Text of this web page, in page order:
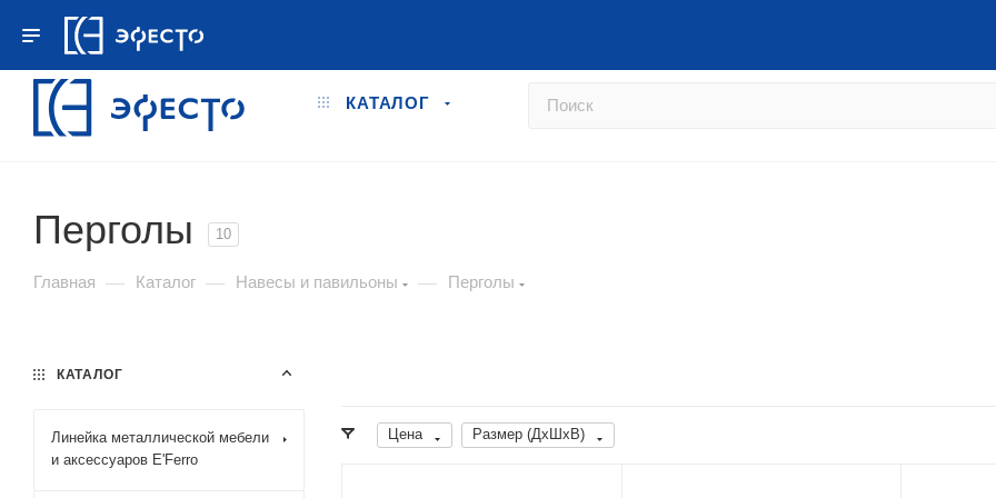
+7 495 778-78-98
КАТАЛОГ
Перголы 10
Главная — Каталог — Навесы и павильоны — Перголы
Цена Размер (ДхШхВ)
КАТАЛОГ
Линейка металлической мебели
и аксессуаров E'Ferro